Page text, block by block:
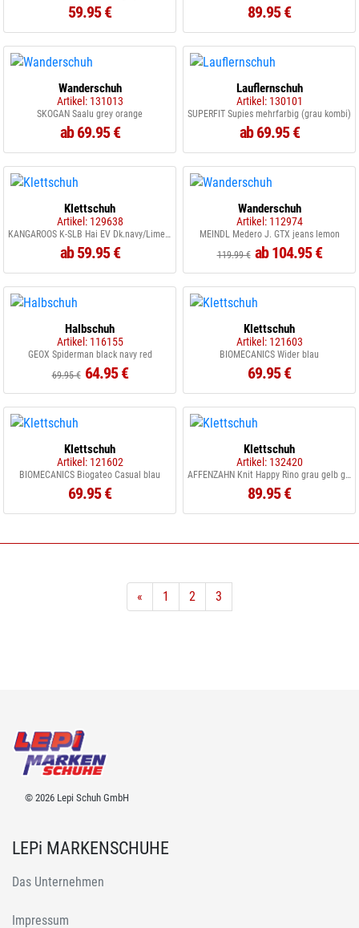
59.95 € 89.95 €
Wanderschuh
Artikel: 131013
SKOGAN Saalu grey orange
ab 69.95 €
Lauflernschuh
Artikel: 130101
SUPERFIT Supies mehrfarbig (grau kombi)
ab 69.95 €
Klettschuh
Artikel: 129638
KANGAROOS K-SLB Hai EV Dk.navy/Lime 4054
ab 59.95 €
Wanderschuh
Artikel: 112974
MEINDL Medero J. GTX jeans lemon
119.99 € ab 104.95 €
Halbschuh
Artikel: 116155
GEOX Spiderman black navy red
69.95 € 64.95 €
Klettschuh
Artikel: 121603
BIOMECANICS Wider blau
69.95 €
Klettschuh
Artikel: 121602
BIOMECANICS Biogateo Casual blau
69.95 €
Klettschuh
Artikel: 132420
AFFENZAHN Knit Happy Rino grau gelb grün
89.95 €
« 1 2 3
© 2026 Lepi Schuh GmbH
LEPi MARKENSCHUHE
Das Unternehmen
Impressum